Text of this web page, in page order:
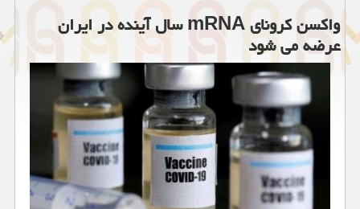
واكسن كرونای mRNA سال آینده در ایران
عرضه می شود